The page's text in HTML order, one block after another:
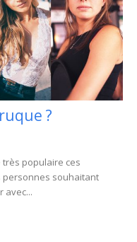
?
populaire ces
personnes souhaitant
avec...